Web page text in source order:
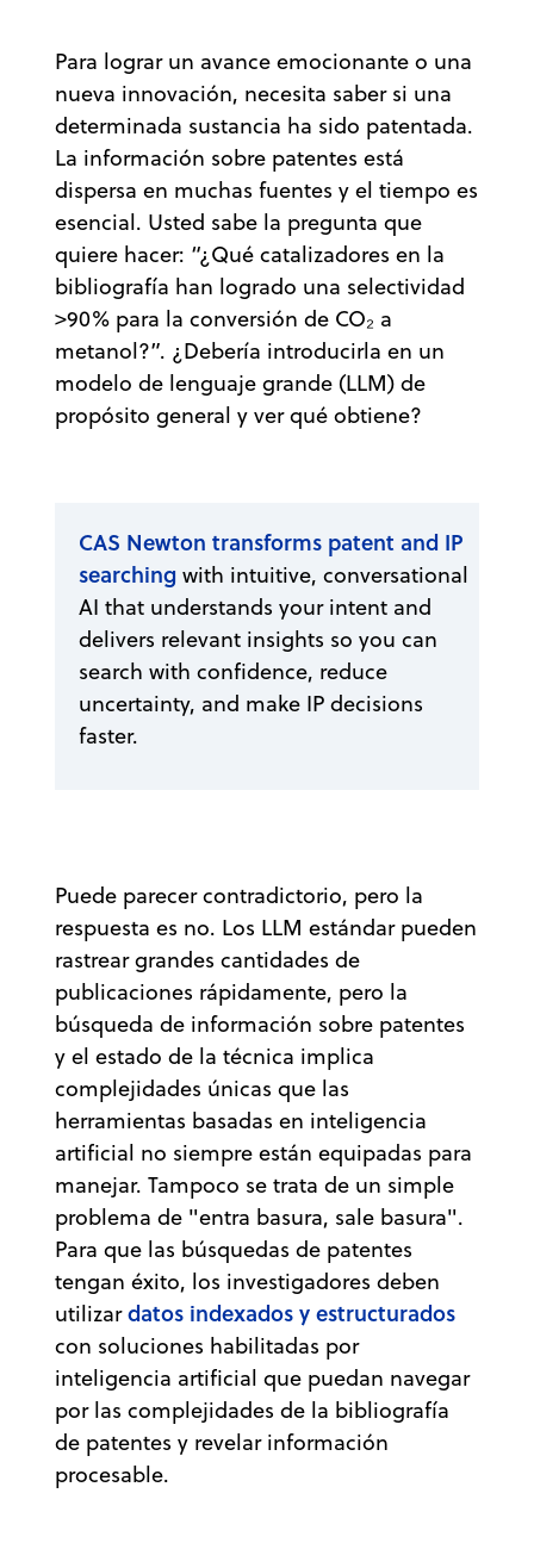
Para lograr un avance emocionante o una
nueva innovación, necesita saber si una
determinada sustancia ha sido patentada.
La información sobre patentes está
dispersa en muchas fuentes y el tiempo es
esencial. Usted sabe la pregunta que
quiere hacer: “¿Qué catalizadores en la
bibliografía han logrado una selectividad
>90% para la conversión de CO₂ a
metanol?”. ¿Debería introducirla en un
modelo de lenguaje grande (LLM) de
propósito general y ver qué obtiene?
CAS Newton transforms patent and IP
searching with intuitive, conversational
AI that understands your intent and
delivers relevant insights so you can
search with confidence, reduce
uncertainty, and make IP decisions
faster.
Puede parecer contradictorio, pero la
respuesta es no. Los LLM estándar pueden
rastrear grandes cantidades de
publicaciones rápidamente, pero la
búsqueda de información sobre patentes
y el estado de la técnica implica
complejidades únicas que las
herramientas basadas en inteligencia
artificial no siempre están equipadas para
manejar. Tampoco se trata de un simple
problema de "entra basura, sale basura".
Para que las búsquedas de patentes
tengan éxito, los investigadores deben
utilizardatos indexados y estructurados
con soluciones habilitadas por
inteligencia artificial que puedan navegar
por las complejidades de la bibliografía
de patentes y revelar información
procesable.